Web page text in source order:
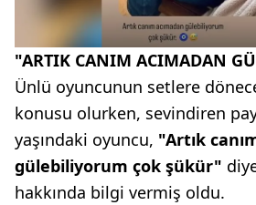
"ARTIK CANIM ACIMADAN
Ünlü oyuncunun setlere
konusu olurken, sevindiren
yaşındaki oyuncu, "Artık
gülebiliyorum çok şükür"
hakkında bilgi vermiş oldu.